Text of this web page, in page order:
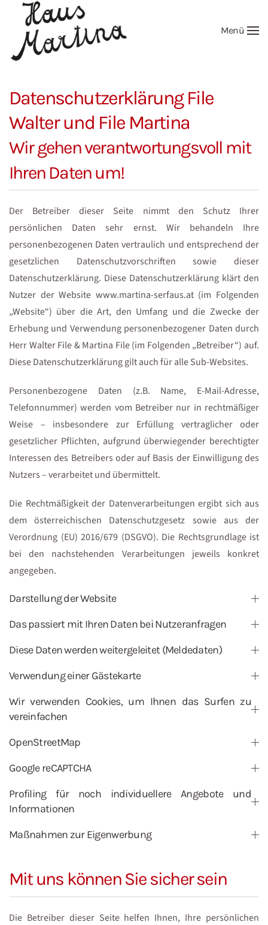
Zum Hauptinhalt springen Menü
Datenschutzerklärung File
Walter und File Martina
Wir gehen verantwortungsvoll mit
Ihren Daten um!
Der Betreiber dieser Seite nimmt den Schutz Ihrer
persönlichen Daten sehr ernst. Wir behandeln Ihre
personenbezogenen Daten vertraulich und entsprechend der
gesetzlichen Datenschutzvorschriften sowie dieser
Datenschutzerklärung. Diese Datenschutzerklärung klärt den
Nutzer der Website www.martina-serfaus.at (im Folgenden
„Website“) über die Art, den Umfang und die Zwecke der
Erhebung und Verwendung personenbezogener Daten durch
Herr Walter File & Martina File (im Folgenden „Betreiber“) auf.
Diese Datenschutzerklärung gilt auch für alle Sub-Websites.
Personenbezogene Daten (z.B. Name, E-Mail-Adresse,
Telefonnummer) werden vom Betreiber nur in rechtmäßiger
Weise – insbesondere zur Erfüllung vertraglicher oder
gesetzlicher Pflichten, aufgrund überwiegender berechtigter
Interessen des Betreibers oder auf Basis der Einwilligung des
Nutzers – verarbeitet und übermittelt.
Die Rechtmäßigkeit der Datenverarbeitungen ergibt sich aus
dem österreichischen Datenschutzgesetz sowie aus der
Verordnung (EU) 2016/679 (DSGVO). Die Rechtsgrundlage ist
bei den nachstehenden Verarbeitungen jeweils konkret
angegeben.
Darstellung der Website
Das passiert mit Ihren Daten bei Nutzeranfragen
Diese Daten werden weitergeleitet (Meldedaten)
Verwendung einer Gästekarte
Wir verwenden Cookies, um Ihnen das Surfen zu
vereinfachen
OpenStreetMap
Google reCAPTCHA
Profiling für noch individuellere Angebote und
Informationen
Maßnahmen zur Eigenwerbung
Mit uns können Sie sicher sein
Die Betreiber dieser Seite helfen Ihnen, Ihre persönlichen